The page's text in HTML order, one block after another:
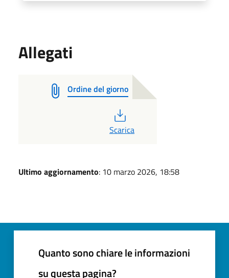
Allegati
Ordine del giorno
Scarica
Ultimo aggiornamento: 10 marzo 2026, 18:58
Quanto sono chiare le informazioni
su questa pagina?